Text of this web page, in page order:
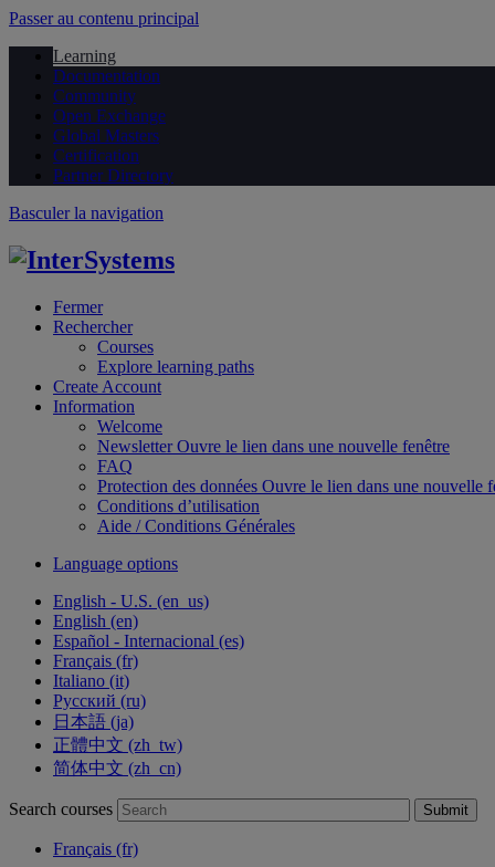
Passer au contenu principal
Learning
Documentation
Community
Open Exchange
Global Masters
Certification
Partner Directory
Basculer la navigation
Fermer
Rechercher
Courses
Explore learning paths
Create Account
Information
Welcome
NewsletterOuvre le lien dans une nouvelle fenêtre
FAQ
Protection des données Ouvre le lien dans une nouvelle
Conditions d’utilisation
Aide / Conditions Générales
Language options
English - U.S. ‎(en_us)‎
English ‎(en)‎
Español - Internacional ‎(es)‎
Français ‎(fr)‎
Italiano ‎(it)‎
Русский ‎(ru)‎
日本語 ‎(ja)‎
正體中文 ‎(zh_tw)‎
简体中文 ‎(zh_cn)‎
Search courses Submit
Français ‎(fr)‎